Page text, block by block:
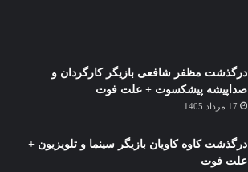
درگذشت مظفر شافعی بازیگر کارگردان و
صداپیشه پیشکسوت + علت فوت
17 مرداد 1405
درگذشت کاوه کاویان بازیگر سینما و تلویزیون +
علت فوت